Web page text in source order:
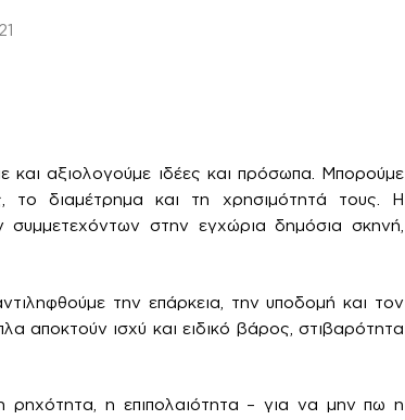
και αξιολογούμε ιδέες και πρόσωπα. Μπορούμε
το διαμέτρημα και τη χρησιμότητά τους. Η
στην εγχώρια δημόσια σκηνή,
την επάρκεια, την υποδομή και τον
αποκτούν ισχύ και ειδικό βάρος, στιβαρότητα
ρηχότητα, η επιπολαιότητα – για να μην πω η